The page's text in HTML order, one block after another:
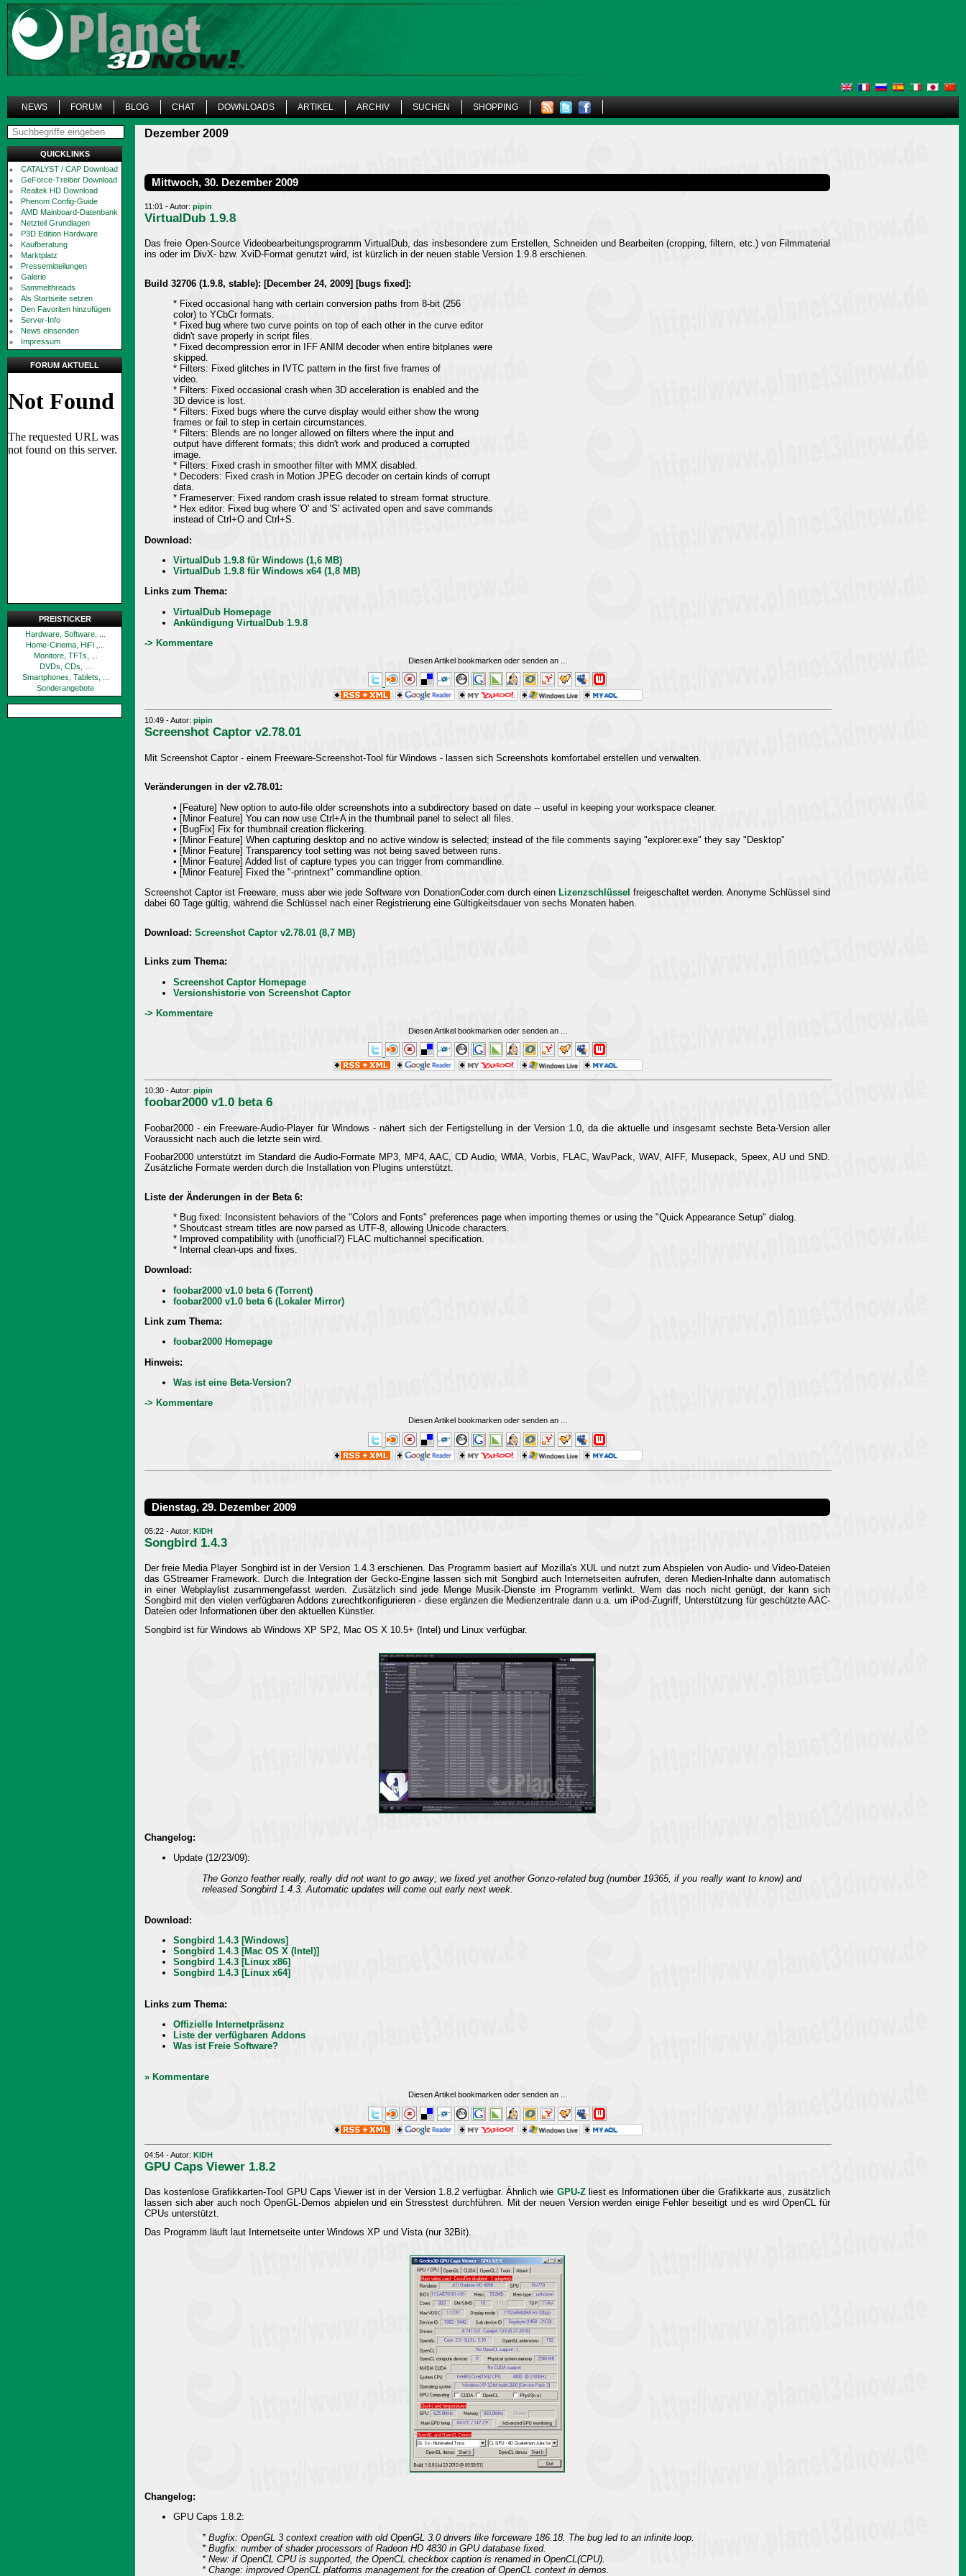
NEWS FORUM BLOG CHAT DOWNLOADS ARTIKEL ARCHIV SUCHEN SHOPPING
QUICKLINKS
CATALYST / CAP Download
GeForce-Treiber Download
Realtek HD Download
Phenom Config-Guide
AMD Mainboard-Datenbank
Netzteil Grundlagen
P3D Edition Hardware
Kaufberatung
Marktplatz
Pressemitteilungen
Galerie
Sammelthreads
Als Startseite setzen
Den Favoriten hinzufügen
Server-Info
News einsenden
Impressum
FORUM AKTUELL
PREISTICKER
Hardware, Software, ...
Home-Cinema, HiFi ,...
Monitore, TFTs, ...
DVDs, CDs, ...
Smartphones, Tablets, ...
Sonderangebote
Dezember 2009
Mittwoch, 30. Dezember 2009
11:01 - Autor: pipin
VirtualDub 1.9.8
Das freie Open-Source Videobearbeitungsprogramm VirtualDub, das insbesondere zum Erstellen, Schneiden und Bearbeiten (cropping, filtern, etc.) von Filmmaterial
ins oder im DivX- bzw. XviD-Format genutzt wird, ist kürzlich in der neuen stable Version 1.9.8 erschienen.
Build 32706 (1.9.8, stable): [December 24, 2009] [bugs fixed]:
* Fixed occasional hang with certain conversion paths from 8-bit (256
color) to YCbCr formats.
* Fixed bug where two curve points on top of each other in the curve editor
didn't save properly in script files.
* Fixed decompression error in IFF ANIM decoder when entire bitplanes were
skipped.
* Filters: Fixed glitches in IVTC pattern in the first five frames of
video.
* Filters: Fixed occasional crash when 3D acceleration is enabled and the
3D device is lost.
* Filters: Fixed bugs where the curve display would either show the wrong
frames or fail to step in certain circumstances.
* Filters: Blends are no longer allowed on filters where the input and
output have different formats; this didn't work and produced a corrupted
image.
* Filters: Fixed crash in smoother filter with MMX disabled.
* Decoders: Fixed crash in Motion JPEG decoder on certain kinds of corrupt
data.
* Frameserver: Fixed random crash issue related to stream format structure.
* Hex editor: Fixed bug where 'O' and 'S' activated open and save commands
instead of Ctrl+O and Ctrl+S.
Download:
VirtualDub 1.9.8 für Windows (1,6 MB)
VirtualDub 1.9.8 für Windows x64 (1,8 MB)
Links zum Thema:
VirtualDub Homepage
Ankündigung VirtualDub 1.9.8
-> Kommentare
Diesen Artikel bookmarken oder senden an
10:49 - Autor: pipin
Screenshot Captor v2.78.01
Mit Screenshot Captor - einem Freeware-Screenshot-Tool für Windows - lassen sich Screenshots komfortabel erstellen und verwalten.
Veränderungen in der v2.78.01:
• [Feature] New option to auto-file older screenshots into a subdirectory based on date -- useful in keeping your workspace cleaner.
• [Minor Feature] You can now use Ctrl+A in the thumbnail panel to select all files.
• [BugFix] Fix for thumbnail creation flickering.
• [Minor Feature] When capturing desktop and no active window is selected; instead of the file comments saying "explorer.exe" they say "Desktop"
• [Minor Feature] Transparency tool setting was not being saved between runs.
• [Minor Feature] Added list of capture types you can trigger from commandline.
• [Minor Feature] Fixed the "-printnext" commandline option.
Screenshot Captor ist Freeware, muss aber wie jede Software von DonationCoder.com durch einen Lizenzschlüssel freigeschaltet werden. Anonyme Schlüssel sind
dabei 60 Tage gültig, während die Schlüssel nach einer Registrierung eine Gültigkeitsdauer von sechs Monaten haben.
Download: Screenshot Captor v2.78.01 (8,7 MB)
Links zum Thema:
Screenshot Captor Homepage
Versionshistorie von Screenshot Captor
-> Kommentare
Diesen Artikel bookmarken oder senden an
10:30 - Autor: pipin
foobar2000 v1.0 beta 6
Foobar2000 - ein Freeware-Audio-Player für Windows - nähert sich der Fertigstellung in der Version 1.0, da die aktuelle und insgesamt sechste Beta-Version aller
Voraussicht nach auch die letzte sein wird.
Foobar2000 unterstützt im Standard die Audio-Formate MP3, MP4, AAC, CD Audio, WMA, Vorbis, FLAC, WavPack, WAV, AIFF, Musepack, Speex, AU und SND.
Zusätzliche Formate werden durch die Installation von Plugins unterstützt.
Liste der Änderungen in der Beta 6:
* Bug fixed: Inconsistent behaviors of the "Colors and Fonts" preferences page when importing themes or using the "Quick Appearance Setup" dialog.
* Shoutcast stream titles are now parsed as UTF-8, allowing Unicode characters.
* Improved compatibility with (unofficial?) FLAC multichannel specification.
* Internal clean-ups and fixes.
Download:
foobar2000 v1.0 beta 6 (Torrent)
foobar2000 v1.0 beta 6 (Lokaler Mirror)
Link zum Thema:
foobar2000 Homepage
Hinweis:
Was ist eine Beta-Version?
-> Kommentare
Diesen Artikel bookmarken oder senden an
Dienstag, 29. Dezember 2009
05:22 - Autor: KIDH
Songbird 1.4.3
Der freie Media Player Songbird ist in der Version 1.4.3 erschienen. Das Programm basiert auf Mozilla's XUL und nutzt zum Abspielen von Audio- und Video-Dateien
das GStreamer Framework. Durch die Integration der Gecko-Engine lassen sich mit Songbird auch Internetseiten aufrufen, deren Medien-Inhalte dann automatisch
in einer Webplaylist zusammengefasst werden. Zusätzlich sind jede Menge Musik-Dienste im Programm verlinkt. Wem das noch nicht genügt, der kann sich
Songbird mit den vielen verfügbaren Addons zurechtkonfigurieren - diese ergänzen die Medienzentrale dann u.a. um iPod-Zugriff, Unterstützung für geschützte AAC-
Dateien oder Informationen über den aktuellen Künstler.
Songbird ist für Windows ab Windows XP SP2, Mac OS X 10.5+ (Intel) und Linux verfügbar.
Changelog:
Update (12/23/09):
The Gonzo feather really, really did not want to go away; we fixed yet another Gonzo-related bug (number 19365, if you really want to know) and
released Songbird 1.4.3. Automatic updates will come out early next week.
Download:
Songbird 1.4.3 [Windows]
Songbird 1.4.3 [Mac OS X (Intel)]
Songbird 1.4.3 [Linux x86]
Songbird 1.4.3 [Linux x64]
Links zum Thema:
Offizielle Internetpräsenz
Liste der verfügbaren Addons
Was ist Freie Software?
» Kommentare
Diesen Artikel bookmarken oder senden an
04:54 - Autor: KIDH
GPU Caps Viewer 1.8.2
Das kostenlose Grafikkarten-Tool GPU Caps Viewer ist in der Version 1.8.2 verfügbar. Ähnlich wie GPU-Zliest es Informationen über die Grafikkarte aus, zusätzlich
lassen sich aber auch noch OpenGL-Demos abpielen und ein Stresstest durchführen. Mit der neuen Version werden einige Fehler beseitigt und es wird OpenCL für
CPUs unterstützt.
Das Programm läuft laut Internetseite unter Windows XP und Vista (nur 32Bit).
Changelog:
GPU Caps 1.8.2:
* Bugfix: OpenGL 3 context creation with old OpenGL 3.0 drivers like forceware 186.18. The bug led to an infinite loop.
* Bugfix: number of shader processors of Radeon HD 4830 in GPU database fixed.
* New: if OpenCL CPU is supported, the OpenCL checkbox caption is renamed in OpenCL(CPU).
* Change: improved OpenCL platforms management for the creation of OpenCL context in demos.